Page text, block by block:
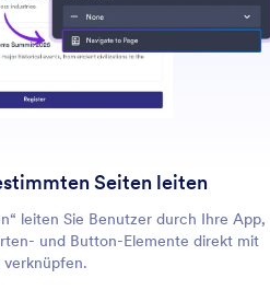
Mehr erfahren : Direct Users
Seiten leiten
leiten Sie Benutzer durch Ihre App,
und Button-Elemente direkt mit